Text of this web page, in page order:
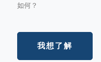
如何？
我想了解